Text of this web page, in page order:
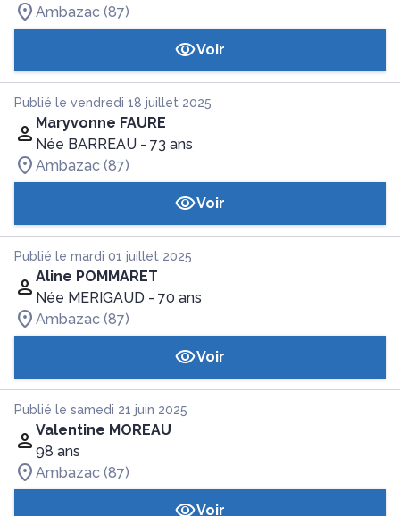
Ambazac (87)
Voir
Publié le vendredi 18 juillet 2025
Maryvonne FAURE
Née BARREAU - 73 ans
Ambazac (87)
Voir
Publié le mardi 01 juillet 2025
Aline POMMARET
Née MERIGAUD - 70 ans
Ambazac (87)
Voir
Publié le samedi 21 juin 2025
Valentine MOREAU
98 ans
Ambazac (87)
Voir